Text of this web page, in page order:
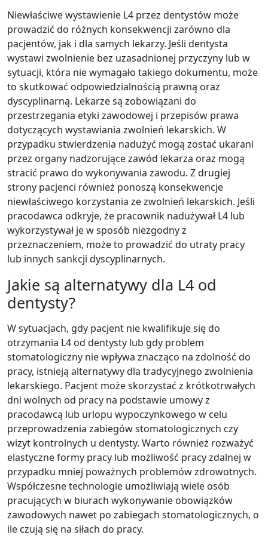
Niewłaściwe wystawienie L4 przez dentystów może
prowadzić do różnych konsekwencji zarówno dla
pacjentów, jak i dla samych lekarzy. Jeśli dentysta
wystawi zwolnienie bez uzasadnionej przyczyny lub w
sytuacji, która nie wymagało takiego dokumentu, może
to skutkować odpowiedzialnością prawną oraz
dyscyplinarną. Lekarze są zobowiązani do
przestrzegania etyki zawodowej i przepisów prawa
dotyczących wystawiania zwolnień lekarskich. W
przypadku stwierdzenia nadużyć mogą zostać ukarani
przez organy nadzorujące zawód lekarza oraz mogą
stracić prawo do wykonywania zawodu. Z drugiej
strony pacjenci również ponoszą konsekwencje
niewłaściwego korzystania ze zwolnień lekarskich. Jeśli
pracodawca odkryje, że pracownik nadużywał L4 lub
wykorzystywał je w sposób niezgodny z
przeznaczeniem, może to prowadzić do utraty pracy
lub innych sankcji dyscyplinarnych.
Jakie są alternatywy dla L4 od
dentysty?
W sytuacjach, gdy pacjent nie kwalifikuje się do
otrzymania L4 od dentysty lub gdy problem
stomatologiczny nie wpływa znacząco na zdolność do
pracy, istnieją alternatywy dla tradycyjnego zwolnienia
lekarskiego. Pacjent może skorzystać z krótkotrwałych
dni wolnych od pracy na podstawie umowy z
pracodawcą lub urlopu wypoczynkowego w celu
przeprowadzenia zabiegów stomatologicznych czy
wizyt kontrolnych u dentysty. Warto również rozważyć
elastyczne formy pracy lub możliwość pracy zdalnej w
przypadku mniej poważnych problemów zdrowotnych.
Współczesne technologie umożliwiają wiele osób
pracujących w biurach wykonywanie obowiązków
zawodowych nawet po zabiegach stomatologicznych, o
ile czują się na siłach do pracy.